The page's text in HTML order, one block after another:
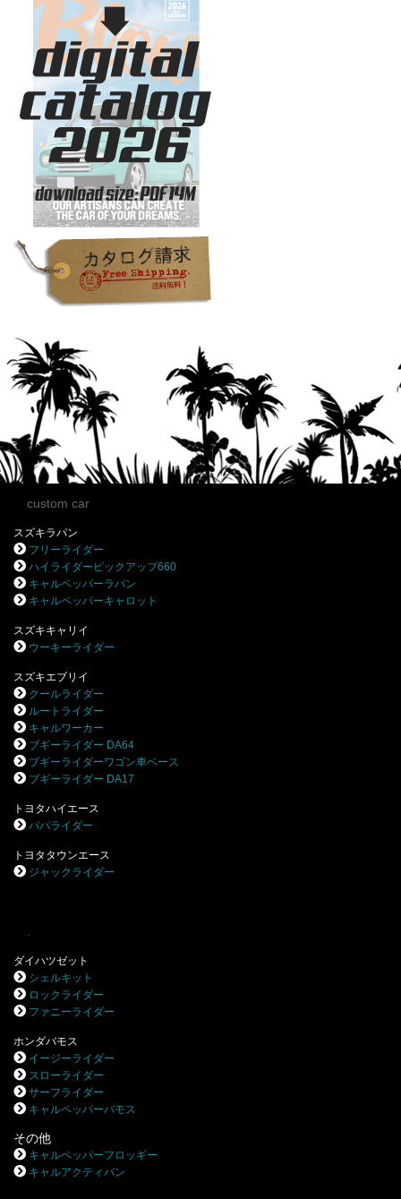
custom car
スズキラパン
フリーライダー
ハイライダーピックアップ660
キャルペッパーラパン
キャルペッパーキャロット
スズキキャリイ
ウーキーライダー
スズキエブリイ
クールライダー
ルートライダー
キャルワーカー
ブギーライダー DA64
ブギーライダーワゴン車ベース
ブギーライダー DA17
トヨタハイエース
パパライダー
トヨタタウンエース
ジャックライダー
.
ダイハツゼット
シェルキット
ロックライダー
ファニーライダー
ホンダバモス
イージーライダー
スローライダー
サーフライダー
キャルペッパーバモス
その他
キャルペッパーフロッギー
キャルアクティバン